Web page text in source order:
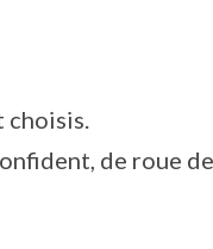
choisis.
de roue